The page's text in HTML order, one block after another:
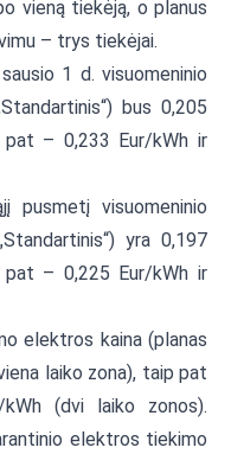
vieną tiekėją, o planus
– trys tiekėjai.
1 d. visuomeninio
bus 0,205
pat – 0,233 Eur/kWh ir
pusmetį visuomeninio
yra 0,197
pat – 0,225 Eur/kWh ir
elektros kaina (planas
laiko zona), taip pat
(dvi laiko zonos).
elektros tiekimo